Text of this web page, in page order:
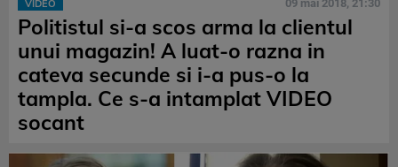
VIDEO 09 mai 2018, 21:30
Politistul si-a scos arma la clientul
unui magazin! A luat-o razna in
cateva secunde si i-a pus-o la
tampla. Ce s-a intamplat VIDEO
socant